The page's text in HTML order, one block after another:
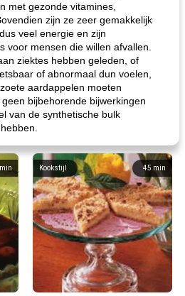
met gezonde vitamines,
zijn ze zeer gemakkelijk
veel energie en zijn
voor mensen die willen afvallen.
ziektes hebben geleden, of
of abnormaal dun voelen,
aardappelen moeten
bijbehorende bijwerkingen
van de synthetische bulk
45 min
Kookstijl